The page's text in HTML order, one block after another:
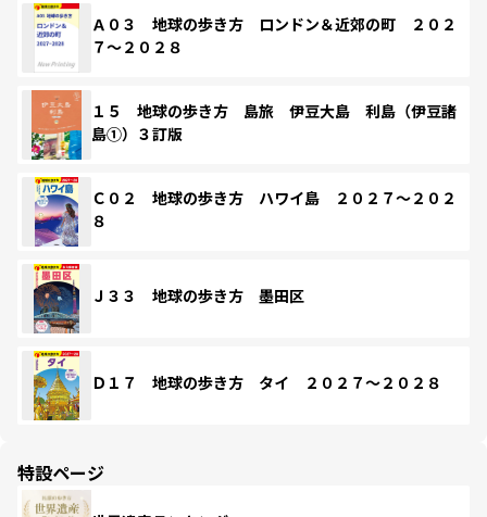
Ａ０３ 地球の歩き方 ロンドン＆近郊の町 ２０２
７～２０２８
１５ 地球の歩き方 島旅 伊豆大島 利島（伊豆諸
島①）３訂版
Ｃ０２ 地球の歩き方 ハワイ島 ２０２７～２０２
８
Ｊ３３ 地球の歩き方 墨田区
Ｄ１７ 地球の歩き方 タイ ２０２７～２０２８
特設ページ